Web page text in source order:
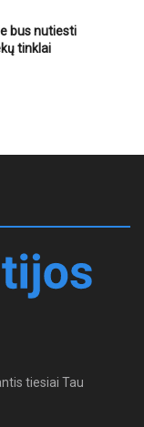
bus nutiesti
tinklai
tiesiai Tau